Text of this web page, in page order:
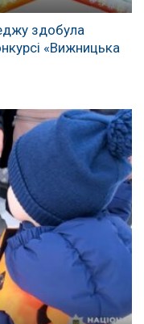
здобула
«Вижницька